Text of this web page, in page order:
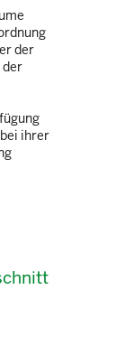
der
der
ihrer